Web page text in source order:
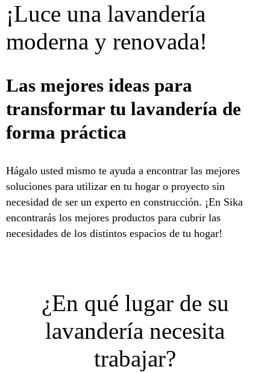
¡Luce una lavandería
moderna y renovada!
Las mejores ideas para
transformar tu lavandería de
forma práctica
Hágalo usted mismo te ayuda a encontrar las mejores
soluciones para utilizar en tu hogar o proyecto sin
necesidad de ser un experto en construcción. ¡En Sika
encontrarás los mejores productos para cubrir las
necesidades de los distintos espacios de tu hogar!
¿En qué lugar de su
lavandería necesita
trabajar?